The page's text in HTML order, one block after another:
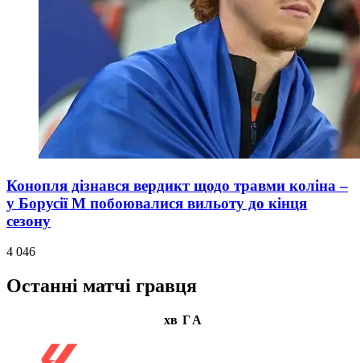
Конопля дізнався вердикт щодо травми коліна –
у Борусії М побоювалися вильоту до кінця
сезону
4 046
Останні матчі гравця
хв ГА